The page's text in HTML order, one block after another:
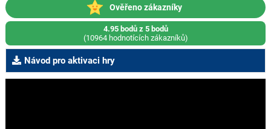
Ověřeno zákazníky
4.95 bodů z 5 bodů
(10964 hodnotících zákazníků)
Návod pro aktivaci hry